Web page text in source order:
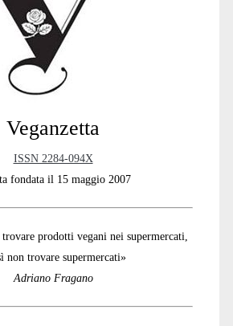
Veganzetta
ISSN 2284-094X
fondata il 15 maggio 2007
prodotti vegani nei supermercati,
non trovare supermercati»
Adriano Fragano